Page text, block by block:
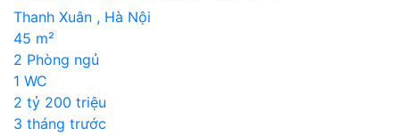
Thanh Xuân , Hà Nội
45 m²
2 Phòng ngủ
1 WC
2 tỷ 200 triệu
3 tháng trước